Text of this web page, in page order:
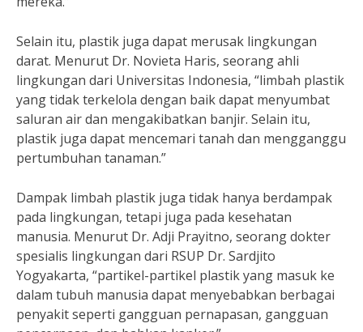
Selain itu, plastik juga dapat merusak lingkungan
darat. Menurut Dr. Novieta Haris, seorang ahli
lingkungan dari Universitas Indonesia, “limbah plastik
yang tidak terkelola dengan baik dapat menyumbat
saluran air dan mengakibatkan banjir. Selain itu,
plastik juga dapat mencemari tanah dan mengganggu
pertumbuhan tanaman.”
Dampak limbah plastik juga tidak hanya berdampak
pada lingkungan, tetapi juga pada kesehatan
manusia. Menurut Dr. Adji Prayitno, seorang dokter
spesialis lingkungan dari RSUP Dr. Sardjito
Yogyakarta, “partikel-partikel plastik yang masuk ke
dalam tubuh manusia dapat menyebabkan berbagai
penyakit seperti gangguan pernapasan, gangguan